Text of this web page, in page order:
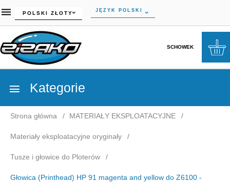
currency_h
POLSKI ZŁOTY JĘZYK POLSKI
SCHOWEK
Kategorie
Strona główna MATERIAŁY EKSPLOATACYJNE
Materiały eksploatacyjne oryginały
Tusze i głowice do Ploterów
Głowica (Printhead) HP 91 magenta and yellow do Z6100 -